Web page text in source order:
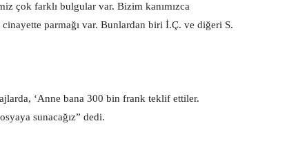
çok farklı bulgular var. Bizim kanımızca
parmağı var. Bunlardan biri İ.Ç. ve diğeri S.
‘Anne bana 300 bin frank teklif ettiler.
sunacağız” dedi.